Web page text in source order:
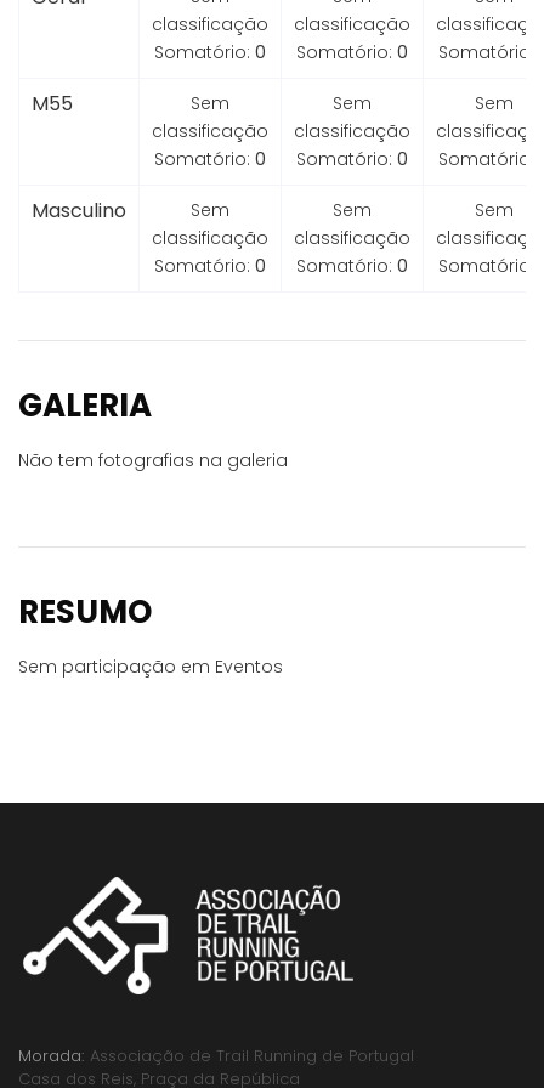
classificação
Somatório: 0
classificação
Somatório: 0
Somatório:
M55
Sem
classificação
Somatório: 0
Sem
classificação
Somatório: 0
Sem
Somatório:
Masculino
Sem
classificação
Somatório: 0
Sem
classificação
Somatório: 0
Sem
Somatório:
GALERIA
Não tem fotografias na galeria
RESUMO
Sem participação em Eventos
Morada: Associação de Trail Running de Portugal
Casa dos Reis, Praça da República